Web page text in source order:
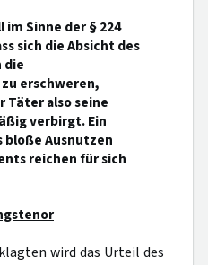
Sinne der § 224
sich die Absicht des
die
erschweren,
also seine
verbirgt. Ein
bloße Ausnutzen
reichen für sich
wird das Urteil des